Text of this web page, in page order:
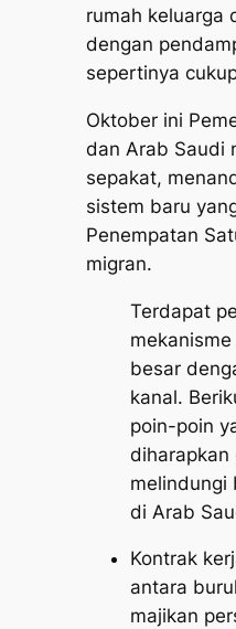
rumah keluarga
dengan
sepertinya
Oktober ini
dan Arab Saudi
sepakat,
sistem baru
Penempatan
migran.
Terdapat
besar
kanal.
poin-poin
diharapkan
melindungi
di Arab
Kontrak
antara
majikan